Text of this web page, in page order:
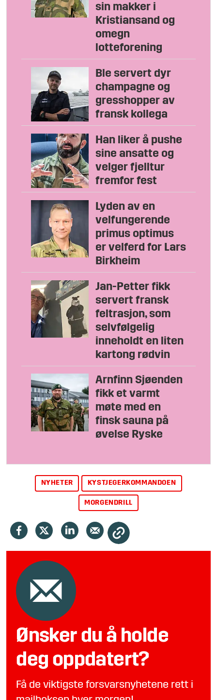
sin makker i
Kristiansand og
omegn
lotteforening
Ble servert dyr
champagne og
gresshopper av
fransk kollega
Han liker å pushe
sine ansatte og
velger fjelltur
fremfor fest
Lyden av en
velfungerende
primus optimus
er velferd for Lars
Birkheim
Jan-Petter fikk
servert fransk
feltrasjon, som
selvfølgelig
inneholdt en liten
kartong rødvin
Arnfinn Sjøenden
fikk et varmt
møte med en
finsk sauna på
øvelse Ryske
NYHETER KYSTJEGERKOMMANDOEN
MORGENDRILL
Ønsker du å holde
deg oppdatert?
Få de viktigste forsvarsnyhetene rett i